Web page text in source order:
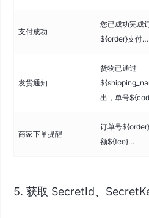
支付成功
您已成功完成
${order}支付…
发货通知
货物已通过
出，单号
商家下单提醒
订单号
额${fee}…
5. 获取 SecretId、